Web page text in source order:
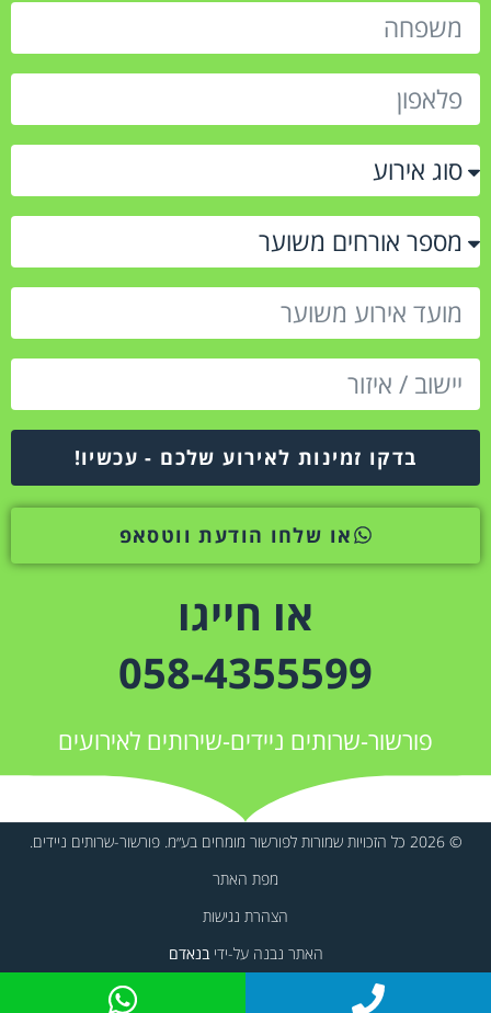
בדקו זמינות לאירוע שלכם - עכשיו!
או שלחו הודעת ווטסאפ
או חייגו
058-4355599
פורשור-שרותים ניידים-שירותים לאירועים
© 2026 כל הזכויות שמורות לפורשור מומחים בע״מ. פורשור-שרותים ניידים.
מפת האתר
הצהרת נגישות
האתר נבנה על-ידיבנאדם